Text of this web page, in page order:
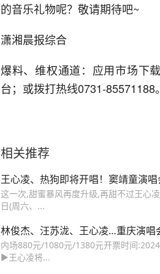
的音乐礼物呢？敬请期待吧~
潇湘晨报综合
爆料、维权通道：应用市场下
台；或拨打热线0731-85571188
相关推荐
王心凌、热狗即将开唱！窦靖童演
这一次,甜蜜暴风再度升级,再甜不过王心
日(周六、...
林俊杰、汪苏泷、王心凌…重庆演唱
内场880元/1080元/1380元开票时间
▶王心凌将...